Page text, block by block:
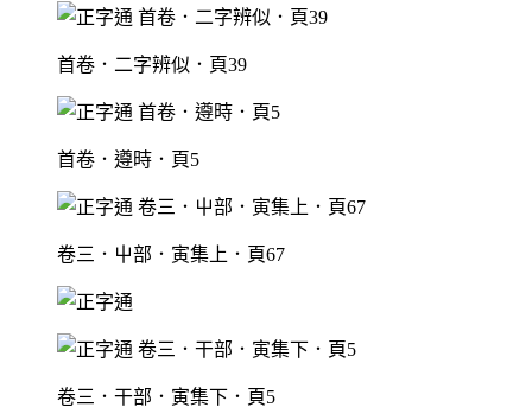
首卷．二字辨似．頁39
首卷．遵時．頁5
卷三．屮部．寅集上．頁67
卷三．干部．寅集下．頁5